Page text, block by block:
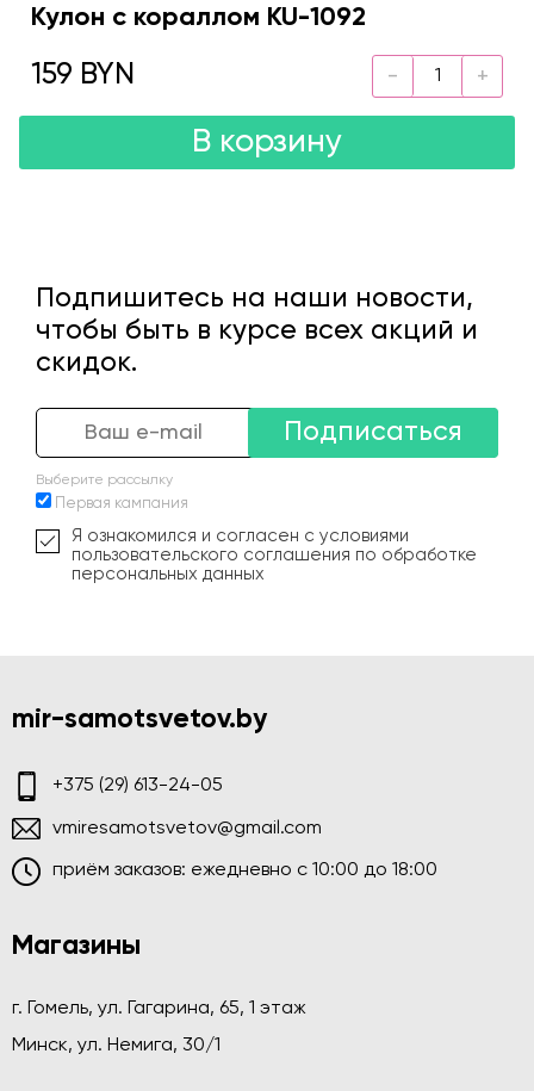
Кулон с кораллом KU-1092
159 BYN
В корзину
Подпишитесь на наши новости,
чтобы быть в курсе всех акций и
скидок.
Подписаться
Выберите рассылку
Первая кампания
Я ознакомился и согласен с условиями
пользовательского соглашения по обработке
персональных данных
mir-samotsvetov.by
+375 (29) 613-24-05
vmiresamotsvetov@gmail.com
приём заказов: ежедневно c 10:00 до 18:00
Магазины
г. Гомель, ул. Гагарина, 65, 1 этаж
Минск, ул. Немига, 30/1